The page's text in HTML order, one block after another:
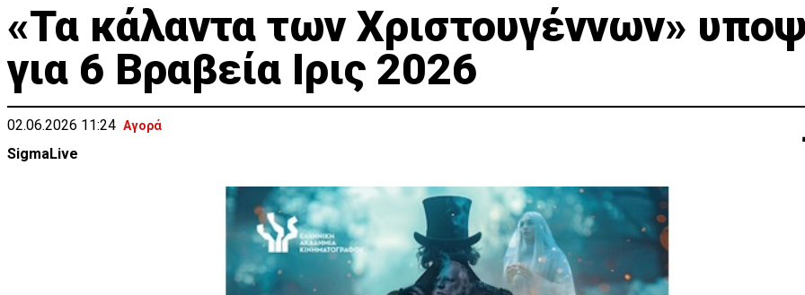
«Τα κάλαντα των Χριστουγέννων»
για 6 Βραβεία Ιρις 2026
02.06.2026 11:24 Αγορά
SigmaLive